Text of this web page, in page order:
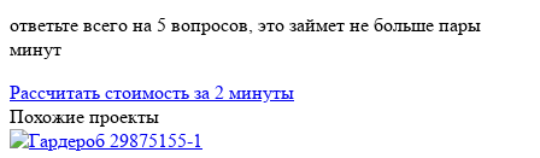
ответьте всего на 5 вопросов, это займет не больше пары
минут
Рассчитать стоимость за 2 минуты
Похожие проекты